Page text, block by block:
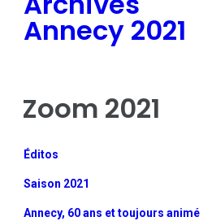
Annecy 2021
Zoom 2021
Éditos
Saison 2021
Annecy, 60 ans et toujours animé